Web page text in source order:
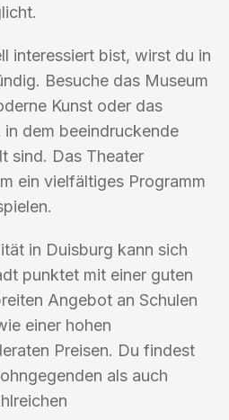
interessiert bist, wirst du in
Besuche das Museum
Kunst oder das
dem beeindruckende
sind. Das Theater
ein vielfältiges Programm
in Duisburg kann sich
punktet mit einer guten
Angebot an Schulen
einer hohen
Preisen. Du findest
als auch